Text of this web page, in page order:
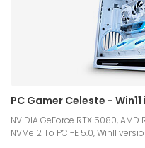
PC Gamer Celeste -
NVIDIA GeForce RTX 5080,
NVMe 2 To PCI-E 5.0, Win11